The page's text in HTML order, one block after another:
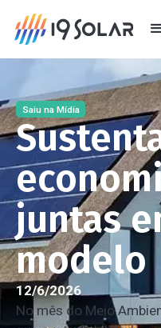
Saiu na Mídia
juntas
modelo
12/6/2026
No mês do Meio